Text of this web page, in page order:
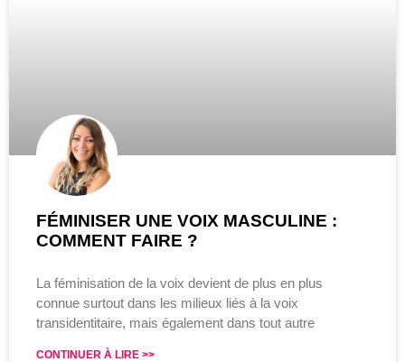
FÉMINISER UNE VOIX MASCULINE :
COMMENT FAIRE ?
La féminisation de la voix devient de plus en plus
connue surtout dans les milieux liés à la voix
transidentitaire, mais également dans tout autre
CONTINUER À LIRE >>